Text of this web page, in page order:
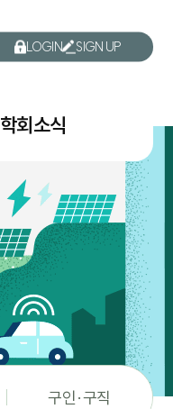
LOGIN SIGN UP
학회소식
구인·구직